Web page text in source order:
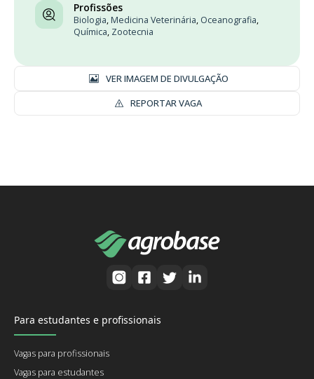
Profissões
Biologia, Medicina Veterinária, Oceanografia,
Química, Zootecnia
VER IMAGEM DE DIVULGAÇÃO
REPORTAR VAGA
Para estudantes e profissionais
Vagas para profissionais
Vagas para estudantes